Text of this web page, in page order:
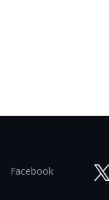
Facebook